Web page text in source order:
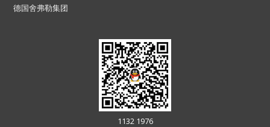
德国舍弗勒集团
1132 1976